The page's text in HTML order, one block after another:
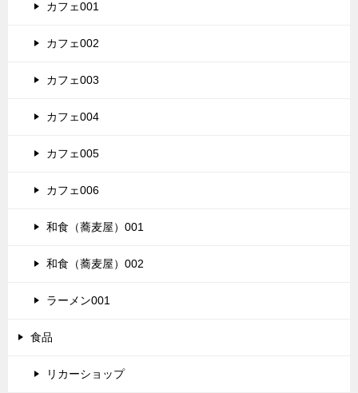
カフェ001
カフェ002
カフェ003
カフェ004
カフェ005
カフェ006
和食（蕎麦屋）001
和食（蕎麦屋）002
ラーメン001
食品
リカーショップ